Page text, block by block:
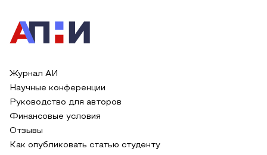
Журнал АИ
Научные конференции
Руководство для авторов
Финансовые условия
Отзывы
Как опубликовать статью студенту